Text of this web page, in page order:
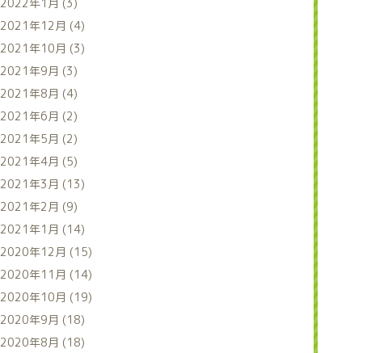
2021年12月 (4)
2021年10月 (3)
2021年9月 (3)
2021年8月 (4)
2021年6月 (2)
2021年5月 (2)
2021年4月 (5)
2021年3月 (13)
2021年2月 (9)
2021年1月 (14)
2020年12月 (15)
2020年11月 (14)
2020年10月 (19)
2020年9月 (18)
2020年8月 (18)